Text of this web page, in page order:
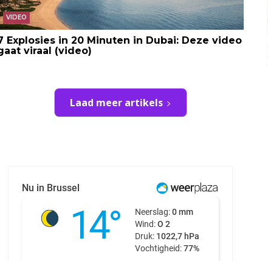
VIDEO
Explosies in 20 Minuten in Dubai: Deze video
viraal (video)
Laad meer artikels